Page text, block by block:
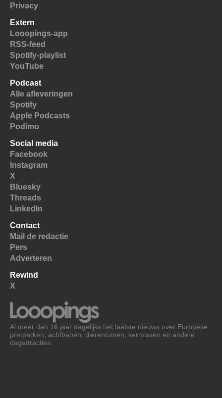
Privacy
Extern
Looopings-app
RSS-feed
Spotify-playlist
YouTube
Podcast
Alle afleveringen
Spotify
Apple Podcasts
Podimo
Social media
Facebook
Instagram
X
Bluesky
Threads
LinkedIn
Contact
Mail de redactie
Pers
Adverteren
Rewind
X
Al meer dan 16 jaar dagelijks het laatste nieuws over Europese
pretparken, achtbanen, dierentuinen, kermissen en andere
dagattracties.